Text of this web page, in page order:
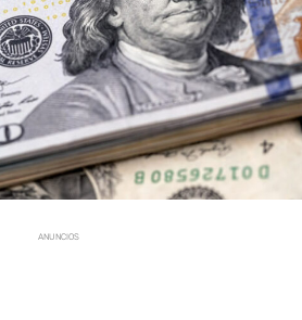
ANUNCIOS